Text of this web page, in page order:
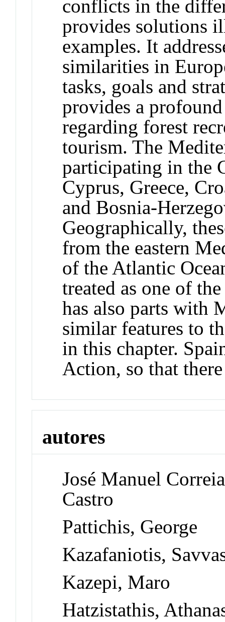
conflicts in the
provides solutions
examples. It
similarities in
tasks, goals and
provides a
regarding forest
tourism. The
participating in the
Cyprus, Greece,
and Bosnia-
Geographically,
from the eastern
of the Atlantic
treated as one of
has also parts with
similar features to
in this chapter.
Action, so that
autores
José Manuel
Castro
Pattichis, George
Kazafaniotis,
Kazepi, Maro
Hatzistathis,